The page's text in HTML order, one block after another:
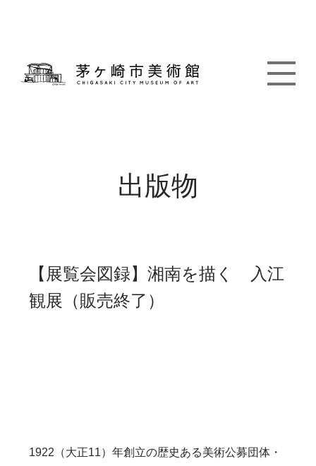
出版物
【展覧会図録】湘南を描く 入江
観展（販売終了）
1922（大正11）年創立の歴史ある美術公募団体・